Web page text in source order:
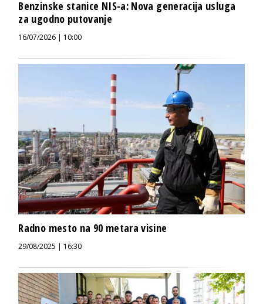
Benzinske stanice NIS-a: Nova generacija usluga
za ugodno putovanje
16/07/2026 | 10:00
Radno mesto na 90 metara visine
29/08/2025 | 16:30